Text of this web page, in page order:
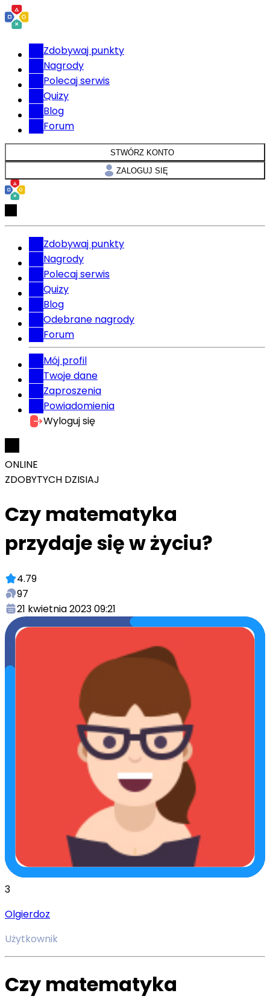
Zdobywaj punkty
Nagrody
Polecaj serwis
Quizy
Blog
Forum
STWÓRZ KONTO
ZALOGUJ SIĘ
Zdobywaj punkty
Nagrody
Polecaj serwis
Quizy
Blog
Odebrane nagrody
Forum
Mój profil
Twoje dane
Zaproszenia
Powiadomienia
Wyloguj się
ONLINE
ZDOBYTYCH DZISIAJ
Czy matematyka
przydaje się w życiu?
4.79
97
21 kwietnia 2023 09:21
3
Olgierdoz
Użytkownik
Czy matematyka